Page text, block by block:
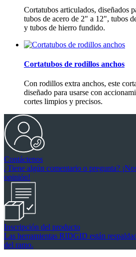
Cortatubos articulados, diseñados
tubos de acero de 2" a 12", tubos
y tubos de hierro fundido.
Cortatubos de rodillos anchos
Con rodillos extra anchos, este
diseñado para usarse con
cortes limpios y precisos.
Contáctenos
¿Tiene algún comentario o pregunta?
opinión!
Inscripción del producto
Las herramientas RIDGID están
del ramo.